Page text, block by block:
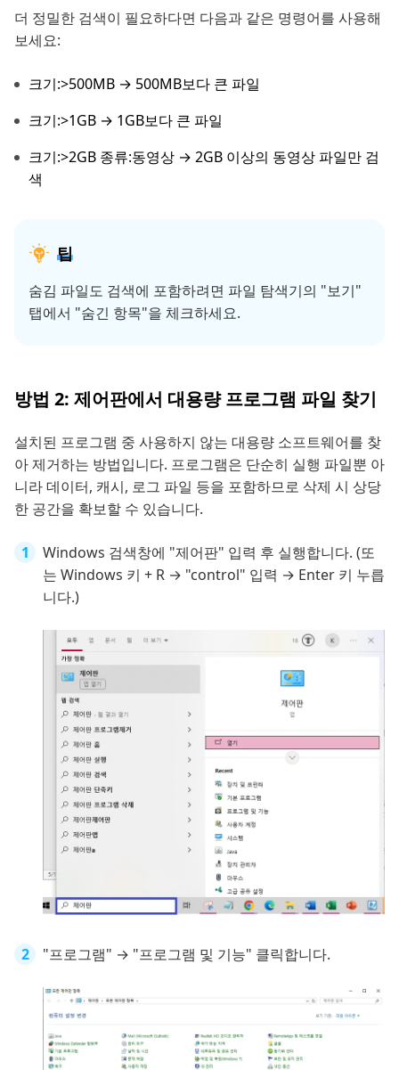
더 정밀한 검색이 필요하다면 다음과 같은 명령어를 사용해
보세요:
크기:>500MB → 500MB보다 큰 파일
크기:>1GB → 1GB보다 큰 파일
크기:>2GB 종류:동영상 → 2GB 이상의 동영상 파일만 검
색
팁
숨김 파일도 검색에 포함하려면 파일 탐색기의 "보기"
탭에서 "숨긴 항목"을 체크하세요.
방법 2: 제어판에서 대용량 프로그램 파일 찾기
설치된 프로그램 중 사용하지 않는 대용량 소프트웨어를 찾
아 제거하는 방법입니다. 프로그램은 단순히 실행 파일뿐 아
니라 데이터, 캐시, 로그 파일 등을 포함하므로 삭제 시 상당
한 공간을 확보할 수 있습니다.
Windows 검색창에 "제어판" 입력 후 실행합니다. (또
는 Windows 키 + R → "control" 입력 → Enter 키 누릅
니다.)
"프로그램" → "프로그램 및 기능" 클릭합니다.